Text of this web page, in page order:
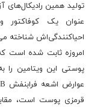
عنوان یک کوفاکتور
احیاکنندگی‌اش شناخته
پوستی این ویتامین را